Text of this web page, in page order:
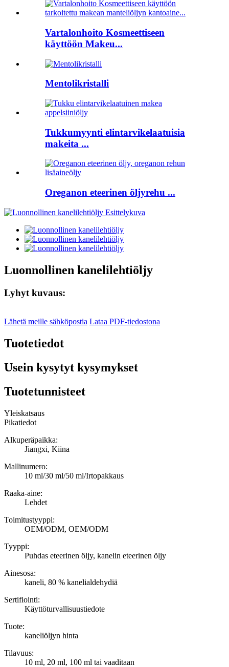
Vartalonhoito Kosmeettiseen
käyttöön Makeu...
Mentolikristalli
Tukkumyynti elintarvikelaatuisia
makeita ...
Oreganon eteerinen öljyrehu ...
Luonnollinen kanelilehtiöljy
Lyhyt kuvaus:
Lähetä meille sähköpostia Lataa PDF-tiedostona
Tuotetiedot
Usein kysytyt kysymykset
Tuotetunnisteet
Yleiskatsaus
Pikatiedot
Alkuperäpaikka:
Jiangxi, Kiina
Mallinumero:
10 ml/30 ml/50 ml/Irtopakkaus
Raaka-aine:
Lehdet
Toimitustyyppi:
OEM/ODM, OEM/ODM
Tyyppi:
Puhdas eteerinen öljy, kanelin eteerinen öljy
Ainesosa:
kaneli, 80 % kanelialdehydiä
Sertifiointi:
Käyttöturvallisuustiedote
Tuote:
kaneliöljyn hinta
Tilavuus:
10 ml, 20 ml, 100 ml tai vaaditaan